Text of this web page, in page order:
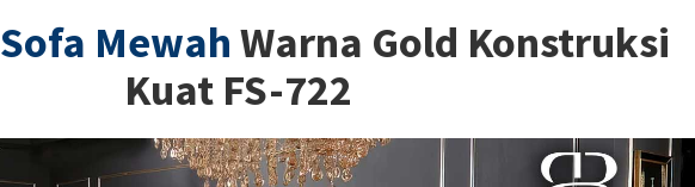
Sofa Mewah Warna Gold Konstruksi
Kuat FS-722